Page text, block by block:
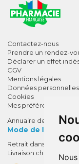
Contactez-nous
Prendre un rendez-
Déclarer un effet
CGV
Mentions légales
Données personnelles
Cookies
Mes préférences
Annuaire des
Mode de livraison
Retrait dans la
Livraison chez vous